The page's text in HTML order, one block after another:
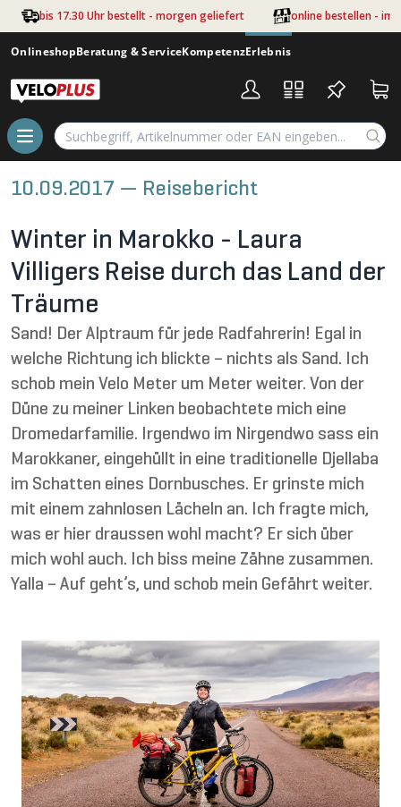
Zum Hauptinhalt springen
bis 17.30 Uhr bestellt - morgen geliefert online bestellen - im
OnlineshopBeratung & ServiceKompetenzErlebnis
10.09.2017 — Reisebericht
Winter in Marokko - Laura
Villigers Reise durch das Land der
Träume
Sand! Der Alptraum für jede Radfahrerin! Egal in
welche Richtung ich blickte – nichts als Sand. Ich
schob mein Velo Meter um Meter weiter. Von der
Düne zu meiner Linken beobachtete mich eine
Dromedarfamilie. Irgendwo im Nirgendwo sass ein
Marokkaner, eingehüllt in eine traditionelle Djellaba
im Schatten eines Dornbusches. Er grinste mich
mit einem zahnlosen Lächeln an. Ich fragte mich,
was er hier draussen wohl macht? Er sich über
mich wohl auch. Ich biss meine Zähne zusammen.
Yalla – Auf geht’s, und schob mein Gefährt weiter.